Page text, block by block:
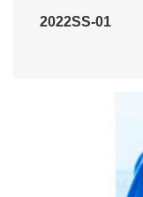
2022SS-01